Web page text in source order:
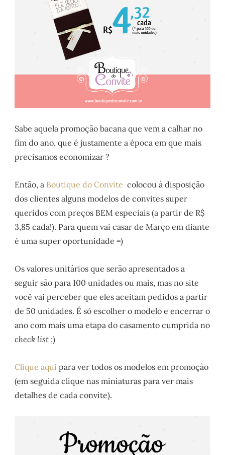
Sabe aquela promoção bacana que vem a calhar no
fim do ano, que é justamente a época em que mais
precisamos economizar ?
Então, a Boutique do Convitecolocou à disposição
dos clientes alguns modelos de convites super
queridos com preços BEM especiais (a partir de R$
3,85 cada!). Para quem vai casar de Março em diante
é uma super oportunidade =)
Os valores unitários que serão apresentados a
seguir são para 100 unidades ou mais, mas no site
você vai perceber que eles aceitam pedidos a partir
de 50 unidades. É só escolher o modelo e encerrar o
ano com mais uma etapa do casamento cumprida no
check list ;)
Clique aqui para ver todos os modelos em promoção
(em seguida clique nas miniaturas para ver mais
detalhes de cada convite).